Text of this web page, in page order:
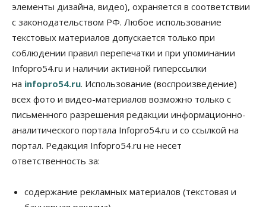
Бизнес
В аэропорту Толмачёво завершены работы по
бетонированию рулежных дорожек
07 Августа 2026, 17:00
Бизнес Общество
Новосибирцы стали реже оформлять
дома по упрощенной схеме
07 Августа 2026, 16:00
Общество Право&Порядок
Роспотребнадзор изъял почти полторы тонны
мяса в Новосибирской области
Расходы новосибирцев на спорт выросли на 40%
за полгода
элементы дизайна, видео), охраняется в соответствии
с законодательством РФ. Любое использование
текстовых материалов допускается только при
соблюдении правил перепечатки и при упоминании
Infopro54.ru и наличии активной гиперссылки
на infopro54.ru. Использование (воспроизведение)
всех фото и видео-материалов возможно только с
письменного разрешения редакции информационно-
аналитического портала Infopro54.ru и со ссылкой на
портал. Редакция Infopro54.ru не несет
ответственность за:
содержание рекламных материалов (текстовая и